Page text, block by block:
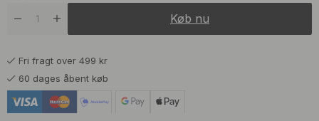
På lager
Køb nu
Fri fragt over 499 kr
60 dages åbent køb